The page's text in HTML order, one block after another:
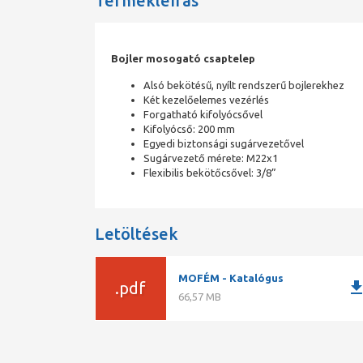
Bojler mosogató csaptelep
Alsó bekötésű, nyílt rendszerű bojlerekhez
Két kezelőelemes vezérlés
Forgatható kifolyócsővel
Kifolyócső: 200 mm
Egyedi biztonsági sugárvezetővel
Sugárvezető mérete: M22x1
Flexibilis bekötőcsővel: 3/8”
Letöltések
.pdf
MOFÉM - Katalógus
66,57 MB